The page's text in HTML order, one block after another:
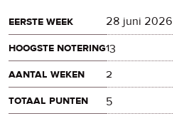
eerste week
28 juni 2026
hoogste notering13
aantal weken
2
totaal punten
5